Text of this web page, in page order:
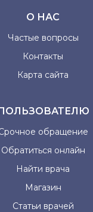
О НАС
Частые вопросы
Контакты
Карта сайта
обращение
Обратиться онлайн
Найти врача
Магазин
Статьи врачей